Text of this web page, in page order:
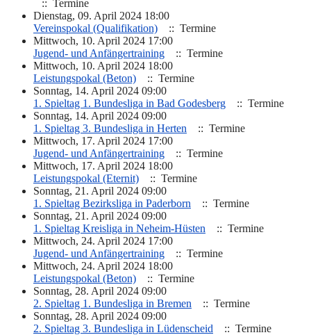
:: Termine
Dienstag, 09. April 2024 18:00
Vereinspokal (Qualifikation)
:: Termine
Mittwoch, 10. April 2024 17:00
Jugend- und Anfängertraining
:: Termine
Mittwoch, 10. April 2024 18:00
Leistungspokal (Beton)
:: Termine
Sonntag, 14. April 2024 09:00
1. Spieltag 1. Bundesliga in Bad Godesberg
:: Termine
Sonntag, 14. April 2024 09:00
1. Spieltag 3. Bundesliga in Herten
:: Termine
Mittwoch, 17. April 2024 17:00
Jugend- und Anfängertraining
:: Termine
Mittwoch, 17. April 2024 18:00
Leistungspokal (Eternit)
:: Termine
Sonntag, 21. April 2024 09:00
1. Spieltag Bezirksliga in Paderborn
:: Termine
Sonntag, 21. April 2024 09:00
1. Spieltag Kreisliga in Neheim-Hüsten
:: Termine
Mittwoch, 24. April 2024 17:00
Jugend- und Anfängertraining
:: Termine
Mittwoch, 24. April 2024 18:00
Leistungspokal (Beton)
:: Termine
Sonntag, 28. April 2024 09:00
2. Spieltag 1. Bundesliga in Bremen
:: Termine
Sonntag, 28. April 2024 09:00
2. Spieltag 3. Bundesliga in Lüdenscheid
:: Termine